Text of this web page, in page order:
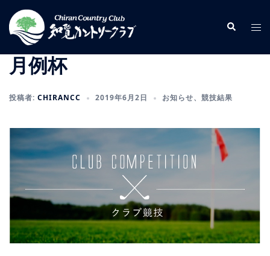
ン
検
索
ト
ル
月例杯
投稿者: CHIRANCC 2019年6月2日 お知らせ、 競技結果